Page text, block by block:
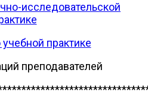
исследовательской
практике
преподавателей